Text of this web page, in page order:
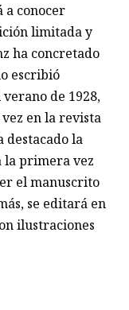
a conocer
limitada y
ha concretado
escribió
de 1928,
en la revista
destacado la
la primera vez
el manuscrito
se editará en
ilustraciones